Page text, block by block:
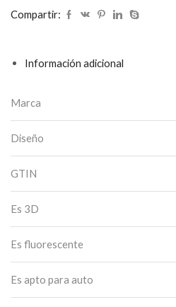
Compartir:
Información adicional
Marca
Diseño
GTIN
Es 3D
Es fluorescente
Es apto para auto